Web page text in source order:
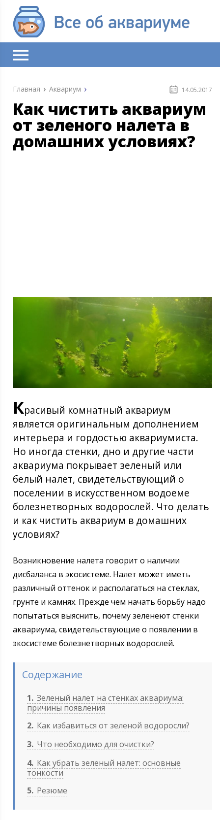
Главная Аквариум 14.05.2017
Как чистить аквариум
от зеленого налета в
домашних условиях?
Красивый комнатный аквариум
является оригинальным дополнением
интерьера и гордостью аквариумиста.
Но иногда стенки, дно и другие части
аквариума покрывает зеленый или
белый налет, свидетельствующий о
поселении в искусственном водоеме
болезнетворных водорослей. Что делать
и как чистить аквариум в домашних
условиях?
Возникновение налета говорит о наличии
дисбаланса в экосистеме. Налет может иметь
различный оттенок и располагаться на стеклах,
грунте и камнях. Прежде чем начать борьбу надо
попытаться выяснить, почему зеленеют стенки
аквариума, свидетельствующие о появлении в
экосистеме болезнетворных водорослей.
Содержание
1 Зеленый налет на стенках аквариума:
причины появления
2 Как избавиться от зеленой водоросли?
3 Что необходимо для очистки?
4 Как убрать зеленый налет: основные
тонкости
5 Резюме